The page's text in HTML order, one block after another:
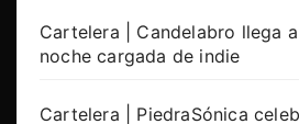
Cartelera | Candelabro llega
noche cargada de indie
Cartelera | PiedraSónica